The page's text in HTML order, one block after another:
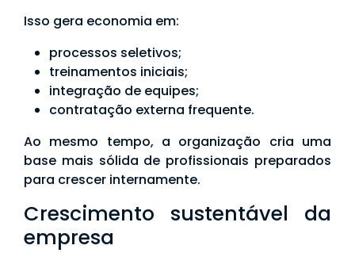
Isso gera economia em:
processos seletivos;
treinamentos iniciais;
integração de equipes;
contratação externa frequente.
Ao mesmo tempo, a organização cria uma
base mais sólida de profissionais preparados
para crescer internamente.
Crescimento sustentável da
empresa